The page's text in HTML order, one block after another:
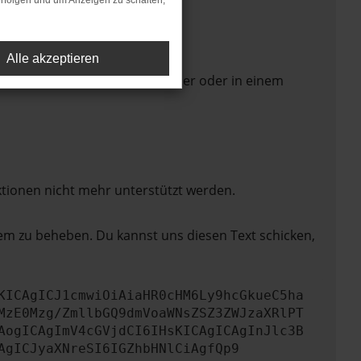
in einem anderen Browser oder in einem
nicht mehr unterstützt werden.
zu beheben. Du kannst uns diesen Text schicken,
ZmllbGQ9dmVoaWNsZSZ3ZWJzaXRlPT
Alle akzeptieren